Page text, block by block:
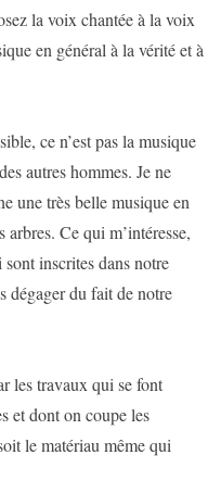
la voix chantée à la voix
en général à la vérité et à
ce n’est pas la musique
autres hommes. Je ne
une très belle musique en
Ce qui m’intéresse,
sont inscrites dans notre
dégager du fait de notre
les travaux qui se font
et dont on coupe les
le matériau même qui